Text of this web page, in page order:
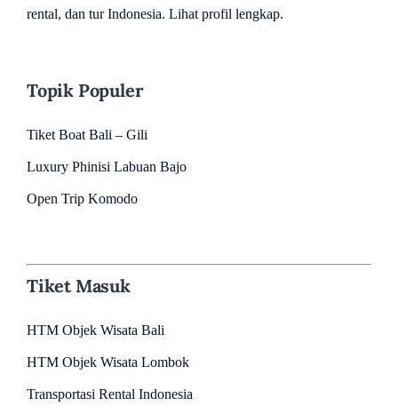
rental, dan tur Indonesia. Lihat profil lengkap.
Topik Populer
Tiket Boat Bali – Gili
Luxury Phinisi Labuan Bajo
Open Trip Komodo
Tiket Masuk
HTM Objek Wisata Bali
HTM Objek Wisata Lombok
Transportasi Rental Indonesia